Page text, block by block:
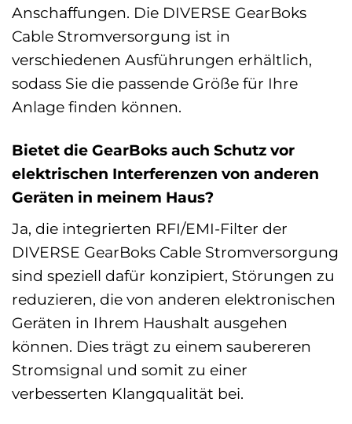
Anschaffungen. Die DIVERSE GearBoks
Cable Stromversorgung ist in
verschiedenen Ausführungen erhältlich,
sodass Sie die passende Größe für Ihre
Anlage finden können.
Bietet die GearBoks auch Schutz vor
elektrischen Interferenzen von anderen
Geräten in meinem Haus?
Ja, die integrierten RFI/EMI-Filter der
DIVERSE GearBoks Cable Stromversorgung
sind speziell dafür konzipiert, Störungen zu
reduzieren, die von anderen elektronischen
Geräten in Ihrem Haushalt ausgehen
können. Dies trägt zu einem saubereren
Stromsignal und somit zu einer
verbesserten Klangqualität bei.